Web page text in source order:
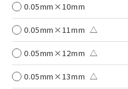
0.05mm×10mm
0.05mm×11mm △
0.05mm×12mm △
0.05mm×13mm △